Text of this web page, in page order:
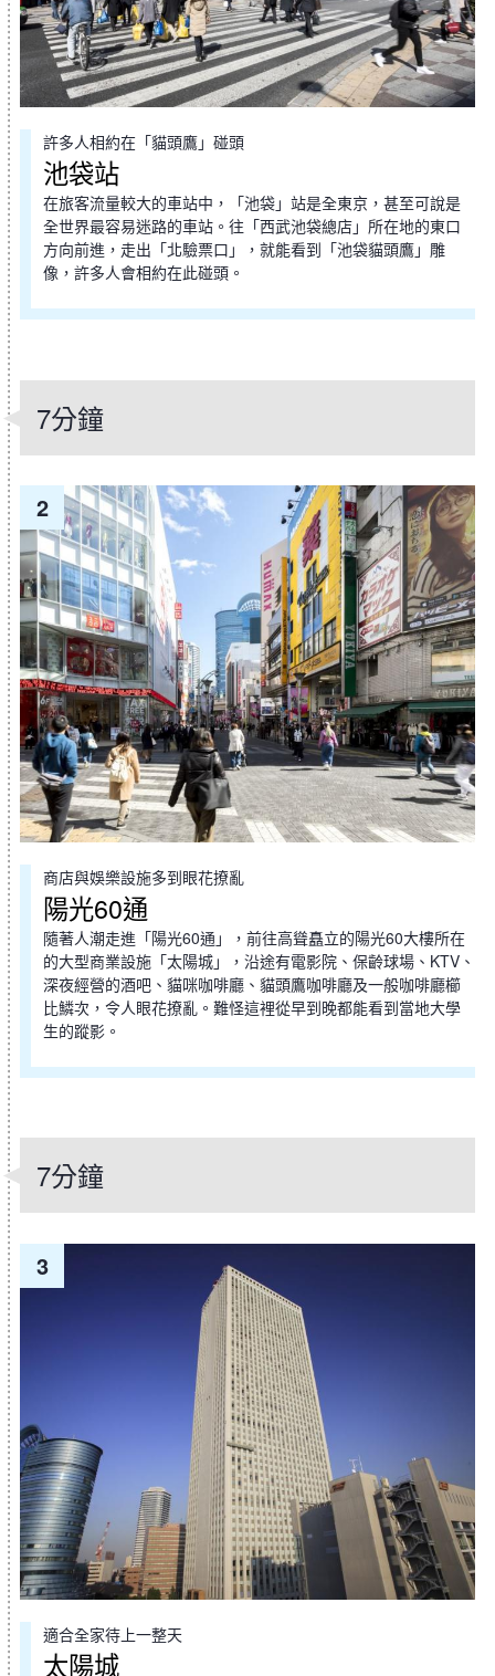
許多人相約在「貓頭鷹」碰頭
池袋站
在旅客流量較大的車站中，「池袋」站是全東京，甚至可說是
全世界最容易迷路的車站。往「西武池袋總店」所在地的東口
方向前進，走出「北驗票口」，就能看到「池袋貓頭鷹」雕
像，許多人會相約在此碰頭。
7分鐘
2
商店與娛樂設施多到眼花撩亂
陽光60通
隨著人潮走進「陽光60通」，前往高聳矗立的陽光60大樓所在
的大型商業設施「太陽城」，沿途有電影院、保齡球場、KTV、
深夜經營的酒吧、貓咪咖啡廳、貓頭鷹咖啡廳及一般咖啡廳櫛
比鱗次，令人眼花撩亂。難怪這裡從早到晚都能看到當地大學
生的蹤影。
7分鐘
3
適合全家待上一整天
太陽城